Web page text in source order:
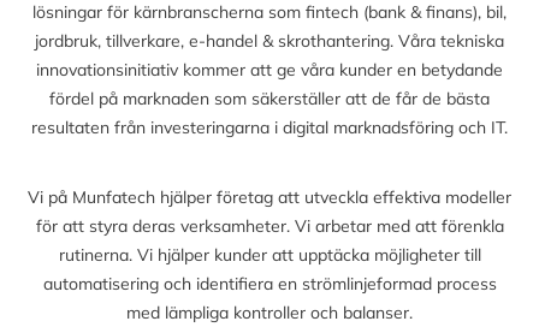
lösningar för kärnbranscherna som fintech (bank & finans), bil,
jordbruk, tillverkare, e-handel & skrothantering. Våra tekniska
innovationsinitiativ kommer att ge våra kunder en betydande
fördel på marknaden som säkerställer att de får de bästa
resultaten från investeringarna i digital marknadsföring och IT.
Vi på Munfatech hjälper företag att utveckla effektiva modeller
för att styra deras verksamheter. Vi arbetar med att förenkla
rutinerna. Vi hjälper kunder att upptäcka möjligheter till
automatisering och identifiera en strömlinjeformad process
med lämpliga kontroller och balanser.